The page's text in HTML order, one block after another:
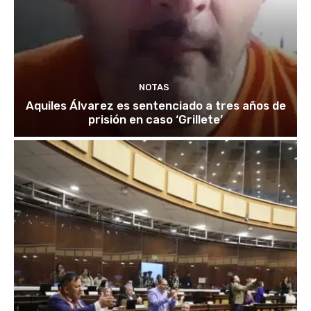
NOTAS
Aquiles Álvarez es sentenciado a tres años de
prisión en caso ‘Grillete’